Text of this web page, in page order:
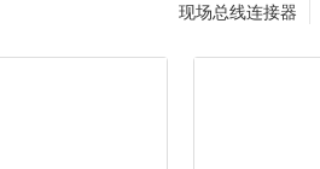
现场总线连接器